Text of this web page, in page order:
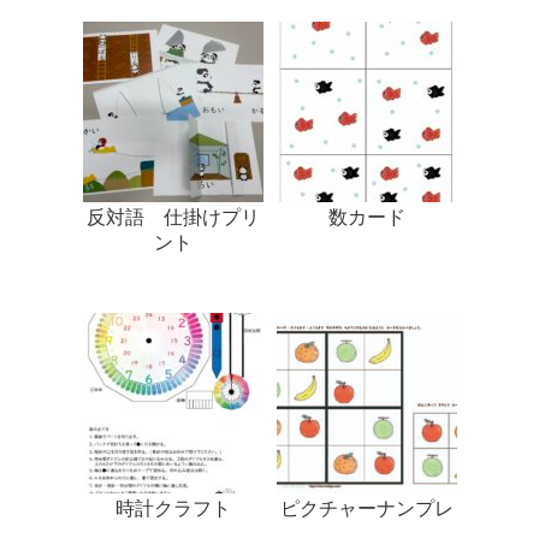
反対語 仕掛けプリ
ント
数カード
時計クラフト ピクチャーナンプレ